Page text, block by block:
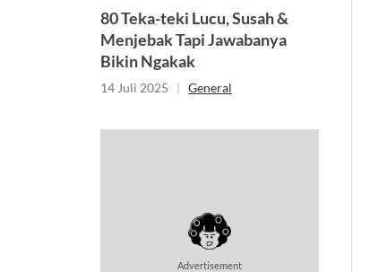
80 Teka-teki Lucu, Susah &
Menjebak Tapi Jawabanya
Bikin Ngakak
14 Juli 2025 | General
Advertisement